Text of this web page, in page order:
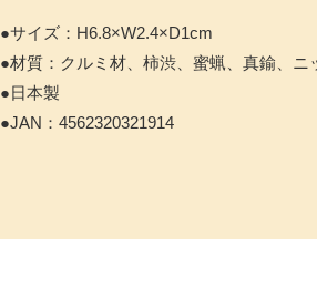
●サイズ：H6.8×W2.4×D1cm
●材質：クルミ材、柿渋、蜜蝋、真鍮、ニ
●日本製
●JAN：4562320321914